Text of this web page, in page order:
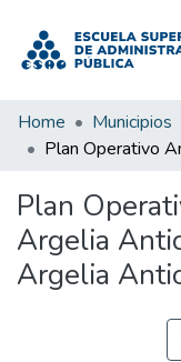
Home Municipios
Plan
Argelia
Argelia